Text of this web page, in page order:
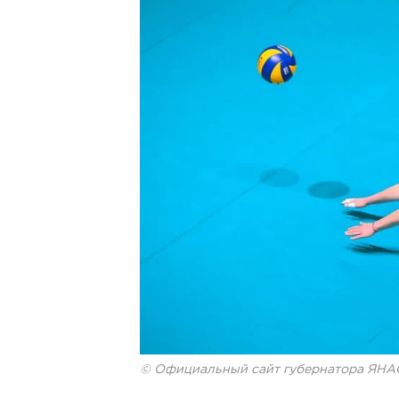
© Официальный сайт губернатора